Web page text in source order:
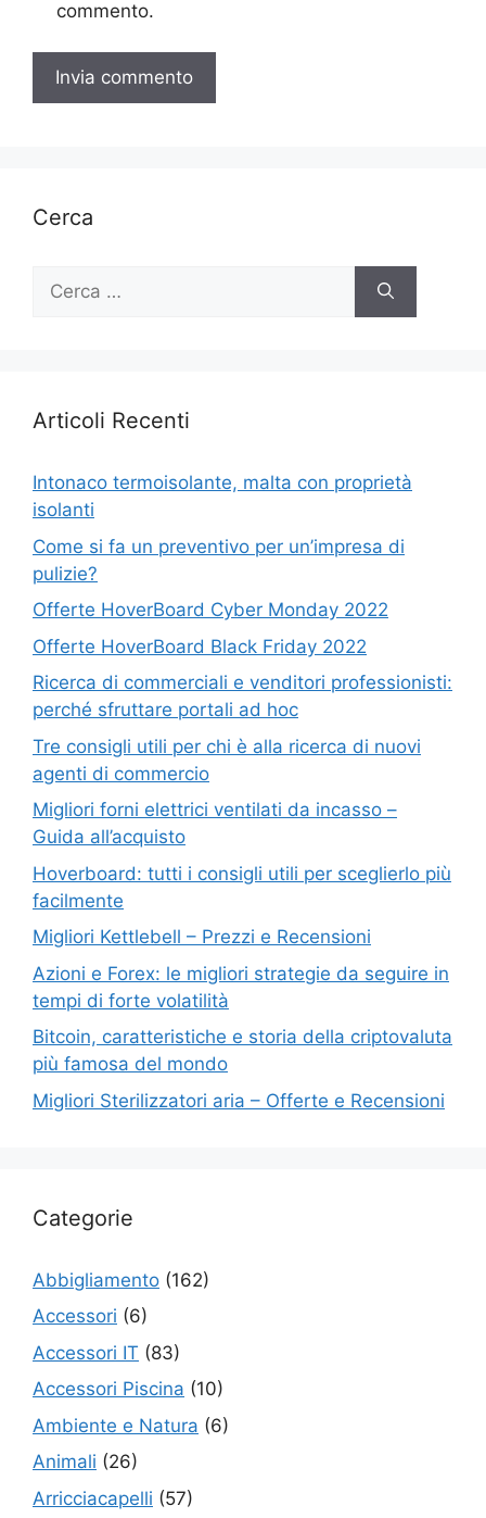
commento.
Cerca
Ricerca
Articoli Recenti
Intonaco termoisolante, malta con proprietà
isolanti
Come si fa un preventivo per un’impresa di
pulizie?
Offerte HoverBoard Cyber Monday 2022
Offerte HoverBoard Black Friday 2022
Ricerca di commerciali e venditori professionisti:
perché sfruttare portali ad hoc
Tre consigli utili per chi è alla ricerca di nuovi
agenti di commercio
Migliori forni elettrici ventilati da incasso –
Guida all’acquisto
Hoverboard: tutti i consigli utili per sceglierlo più
facilmente
Migliori Kettlebell – Prezzi e Recensioni
Azioni e Forex: le migliori strategie da seguire in
tempi di forte volatilità
Bitcoin, caratteristiche e storia della criptovaluta
più famosa del mondo
Migliori Sterilizzatori aria – Offerte e Recensioni
Categorie
Abbigliamento (162)
Accessori (6)
Accessori IT (83)
Accessori Piscina (10)
Ambiente e Natura (6)
Animali (26)
Arricciacapelli (57)